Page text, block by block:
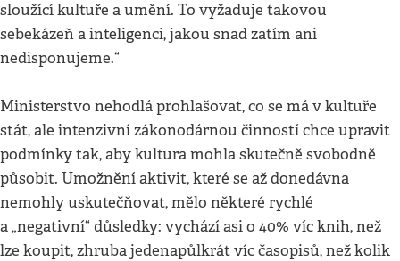
sloužící kultuře a umění. To vyžaduje takovou
sebekázeň a inteligenci, jakou snad zatím ani
nedisponujeme.“
Ministerstvo nehodlá prohlašovat, co se má v kultuře
stát, ale intenzivní zákonodárnou činností chce upravit
podmínky tak, aby kultura mohla skutečně svobodně
působit. Umožnění aktivit, které se až donedávna
nemohly uskutečňovat, mělo některé rychlé
a „negativní“ důsledky: vychází asi o 40% víc knih, než
lze koupit, zhruba jedenapůlkrát víc časopisů, než kolik